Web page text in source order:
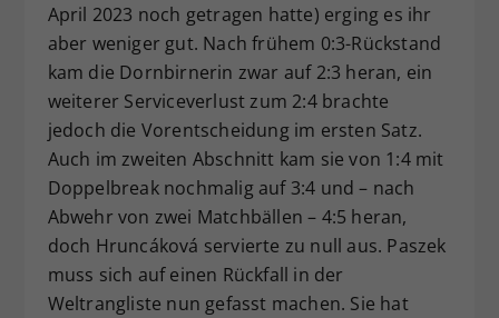
April 2023 noch getragen hatte) erging es ihr
aber weniger gut. Nach frühem 0:3-Rückstand
kam die Dornbirnerin zwar auf 2:3 heran, ein
weiterer Serviceverlust zum 2:4 brachte
jedoch die Vorentscheidung im ersten Satz.
Auch im zweiten Abschnitt kam sie von 1:4 mit
Doppelbreak nochmalig auf 3:4 und – nach
Abwehr von zwei Matchbällen – 4:5 heran,
doch Hruncáková servierte zu null aus. Paszek
muss sich auf einen Rückfall in der
Weltrangliste nun gefasst machen. Sie hat